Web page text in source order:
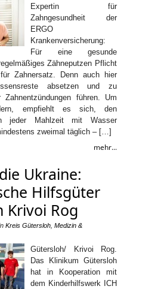
Expertin für
Zahngesundheit der
ERGO
Krankenversicherung:
Für eine gesunde
Zähneputzen Pflicht
Zahnersatz. Denn auch hier
absetzen und zu
Zahnentzündungen führen. Um
empfiehlt es sich, den
jeder Mahlzeit mit Wasser
zweimal täglich – […]
mehr...
Ukraine:
Hilfsgüter
Krivoi Rog
Kreis Gütersloh Medizin &
Gütersloh/ Krivoi Rog.
Das Klinikum Gütersloh
hat in Kooperation mit
dem Kinderhilfswerk ICH